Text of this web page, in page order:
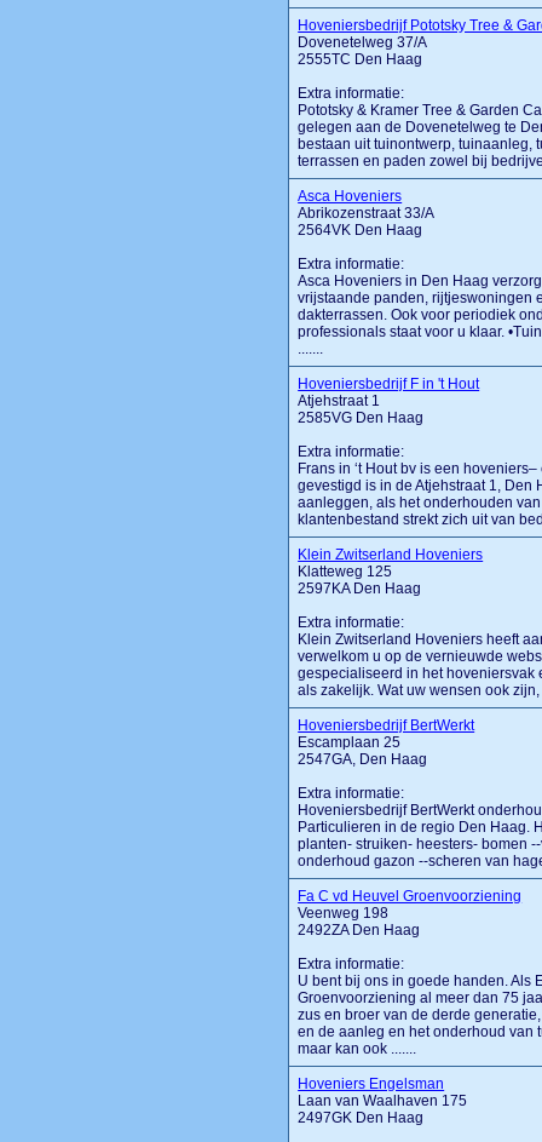
Hoveniersbedrijf Pototsky Tree &
Dovenetelweg 37/A
2555TC Den Haag
Extra informatie:
Pototsky & Kramer Tree & Garden
gelegen aan de Dovenetelweg te
bestaan uit tuinontwerp, tuinaanleg,
terrassen en paden zowel bij
Asca Hoveniers
Abrikozenstraat 33/A
2564VK Den Haag
Extra informatie:
Asca Hoveniers in Den Haag
vrijstaande panden, rijtjeswoningen
dakterrassen. Ook voor periodiek
professionals staat voor u klaar.
.......
Hoveniersbedrijf F in 't Hout
Atjehstraat 1
2585VG Den Haag
Extra informatie:
Frans in ‘t Hout bv is een
gevestigd is in de Atjehstraat 1, Den
aanleggen, als het onderhouden
klantenbestand strekt zich uit van
Klein Zwitserland Hoveniers
Klatteweg 125
2597KA Den Haag
Extra informatie:
Klein Zwitserland Hoveniers heeft
verwelkom u op de vernieuwde
gespecialiseerd in het hoveniersvak
als zakelijk. Wat uw wensen ook
Hoveniersbedrijf BertWerkt
Escamplaan 25
2547GA, Den Haag
Extra informatie:
Hoveniersbedrijf BertWerkt
Particulieren in de regio Den Haag.
planten- struiken- heesters- bomen
onderhoud gazon --scheren van
Fa C vd Heuvel Groenvoorziening
Veenweg 198
2492ZA Den Haag
Extra informatie:
U bent bij ons in goede handen. Als
Groenvoorziening al meer dan 75
zus en broer van de derde
en de aanleg en het onderhoud van
maar kan ook .......
Hoveniers Engelsman
Laan van Waalhaven 175
2497GK Den Haag